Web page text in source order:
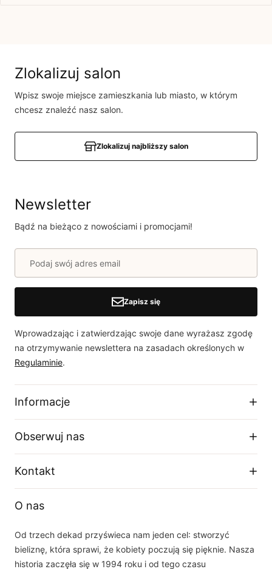
Bądź pierwszą osobą, która podzieli się opinią o tym
Powiadomienie
Zlokalizuj salon
Wpisz swoje miejsce zamieszkania lub miasto, w którym
chcesz znaleźć nasz salon.
Zlokalizuj najbliższy salon
Newsletter
Bądź na bieżąco z nowościami i promocjami!
Zapisz się
Wprowadzając i zatwierdzając swoje dane wyrażasz zgodę
na otrzymywanie newslettera na zasadach określonych w
Regulaminie.
Informacje
Regulamin sklepu
Polityka prywatności
O firmie
Tabela rozmiarów
Obserwuj nas
Facebook
Kontakt
Telefon
Email
sklep(at)dalia.pl
Nasz zespół obsługi klienta jest do Państwa dyspozycji w dni robocze w
O nas
Od trzech dekad przyświeca nam jeden cel: stworzyć
bieliznę, która sprawi, że kobiety poczują się pięknie. Nasza
historia zaczęła się w 1994 roku i od tego czasu